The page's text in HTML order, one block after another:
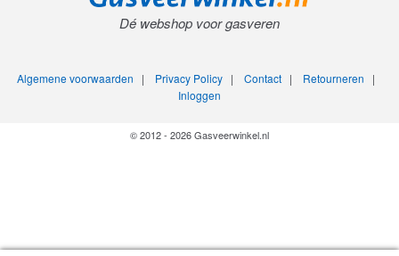
Dé webshop voor gasveren
Algemene voorwaarden | Privacy Policy| Contact| Retourneren |
Inloggen
© 2012 - 2026 Gasveerwinkel.nl